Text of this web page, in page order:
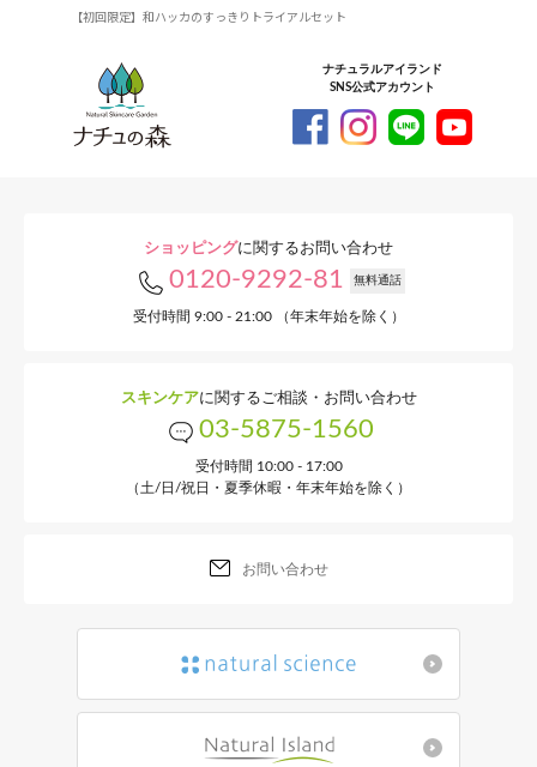
【初回限定】和ハッカのすっきりトライアルセット
ナチュラルアイランド
SNS公式アカウント
ショッピングに関するお問い合わせ
0120-9292-81 無料通話
受付時間 9:00 - 21:00 （年末年始を除く）
スキンケアに関するご相談・お問い合わせ
03-5875-1560
受付時間 10:00 - 17:00
（土/日/祝日・夏季休暇・年末年始を除く）
お問い合わせ